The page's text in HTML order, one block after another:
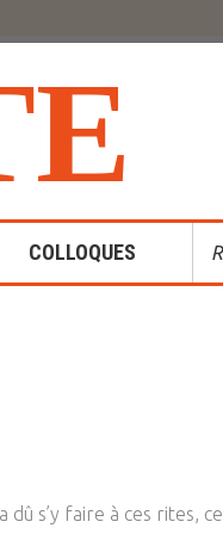
E
COLLOQUES
s’y faire à ces rites,